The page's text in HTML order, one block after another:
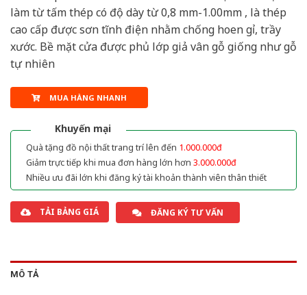
làm từ tấm thép có độ dày từ 0,8 mm-1.00mm , là thép
cao cấp được sơn tĩnh điện nhằm chống hoen gỉ, trầy
xước. Bề mặt cửa được phủ lớp giả vân gỗ giống như gỗ
tự nhiên
MUA HÀNG NHANH
Khuyến mại
Quà tặng đồ nội thất trang trí lên đến 1.000.000đ
Giảm trực tiếp khi mua đơn hàng lớn hơn 3.000.000đ
Nhiều ưu đãi lớn khi đăng ký tài khoản thành viên thân thiết
TẢI BẢNG GIÁ ĐĂNG KÝ TƯ VẤN
MÔ TẢ